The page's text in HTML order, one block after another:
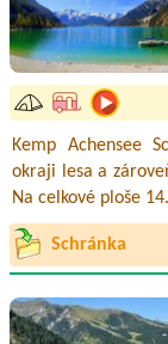
Kemp Achensee
okraji lesa a
Na celkové ploše
Schránka